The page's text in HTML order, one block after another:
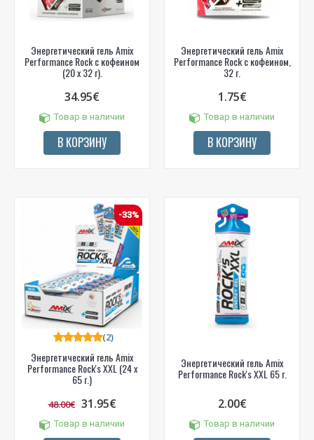
Энергетический гель Amix
Performance Rock с кофеином
(20 x 32 г).
34.95€
Товар в наличии
В КОРЗИНУ
Энергетический гель Amix
Performance Rock с кофеином,
32 г.
1.75€
Товар в наличии
В КОРЗИНУ
-33%
Энергетический гель Amix
Performance Rock's XXL (24 x
65 г.)
(2)
48.00€ 31.95€
Товар в наличии
Энергетический гель Amix
Performance Rock's XXL 65 г.
2.00€
Товар в наличии